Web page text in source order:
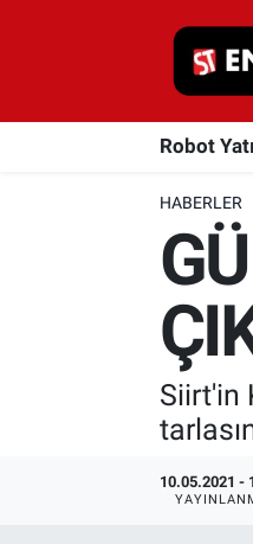
Robot
HABERLER
Siirt'in
10.05.2021 -
Robot Yatırımları
Proses
Otomasyon
Depolama